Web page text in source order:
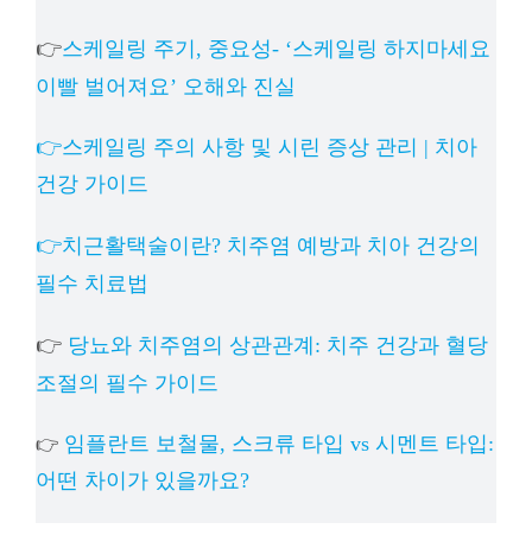
👉스케일링 주기, 중요성- ‘스케일링 하지마세요
이빨 벌어져요’ 오해와 진실
👉스케일링 주의 사항 및 시린 증상 관리 | 치아
건강 가이드
👉치근활택술이란? 치주염 예방과 치아 건강의
필수 치료법
👉 당뇨와 치주염의 상관관계: 치주 건강과 혈당
조절의 필수 가이드
👉 임플란트 보철물, 스크류 타입 vs 시멘트 타입:
어떤 차이가 있을까요?